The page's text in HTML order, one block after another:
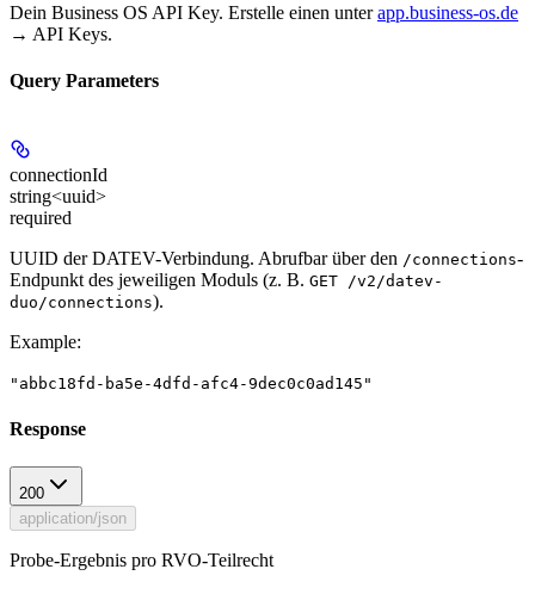
Dein Business OS API Key. Erstelle einen unterapp.business-os.de
→ API Keys.
Query Parameters
connectionId
string<uuid>
required
UUID der DATEV-Verbindung. Abrufbar über den /connections-
Endpunkt des jeweiligen Moduls (z. B. GET /v2/datev-
duo/connections).
Example:
"abbc18fd-ba5e-4dfd-afc4-9dec0c0ad145"
Response
200
application/json
Probe-Ergebnis pro RVO-Teilrecht